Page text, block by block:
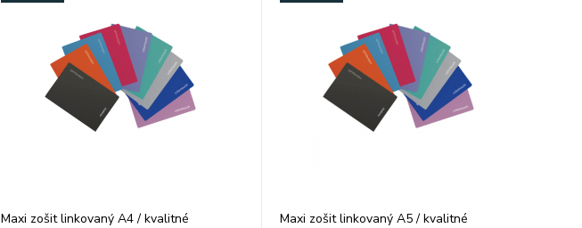
Maxi zošit linkovaný A4 / kvalitné
Maxi zošit linkovaný A5 / kvalitné